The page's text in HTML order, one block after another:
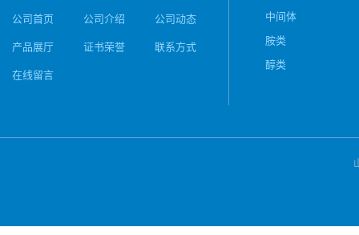
公司首页 公司介绍 公司动态
产品展厅 证书荣誉 联系方式
在线留言
中间体
胺类
醇类